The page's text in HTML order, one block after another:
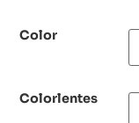
Color
Colorlentes